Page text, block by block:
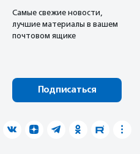
Cамые свежие новости,
лучшие материалы в вашем
почтовом ящике
Подписаться